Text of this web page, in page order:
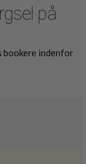
på
bookere indenfor